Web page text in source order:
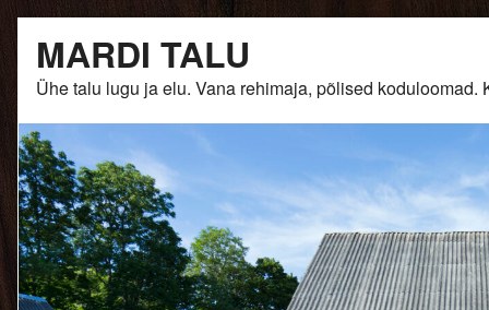
content
MARDI TALU
Ühe talu lugu ja elu. Vana rehimaja, põlised